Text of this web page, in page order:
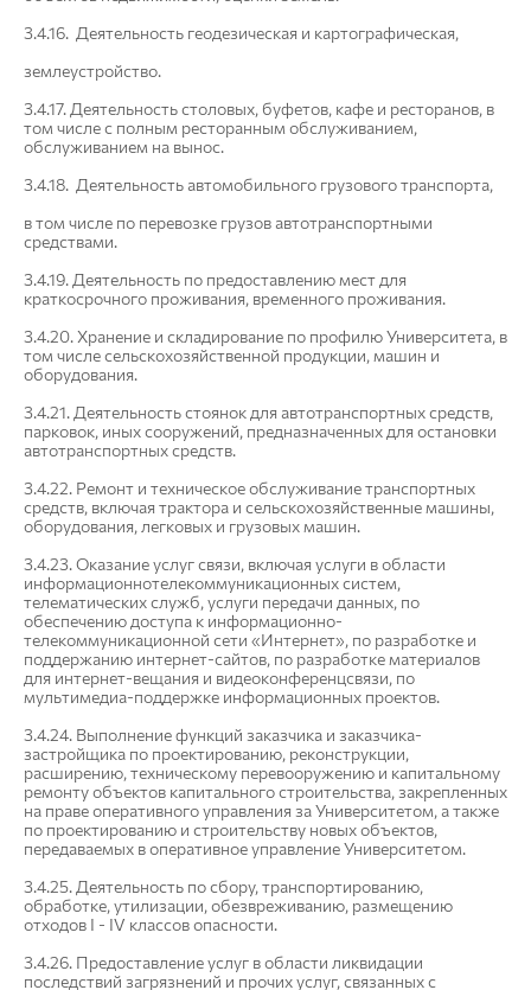
3.4.16. Деятельность геодезическая и картографическая,
землеустройство.
3.4.17. Деятельность столовых, буфетов, кафе и ресторанов, в
том числе с полным ресторанным обслуживанием,
обслуживанием на вынос.
3.4.18. Деятельность автомобильного грузового транспорта,
в том числе по перевозке грузов автотранспортными
средствами.
3.4.19. Деятельность по предоставлению мест для
краткосрочного проживания, временного проживания.
3.4.20. Хранение и складирование по профилю Университета, в
том числе сельскохозяйственной продукции, машин и
оборудования.
3.4.21. Деятельность стоянок для автотранспортных средств,
парковок, иных сооружений, предназначенных для остановки
автотранспортных средств.
3.4.22. Ремонт и техническое обслуживание транспортных
средств, включая трактора и сельскохозяйственные машины,
оборудования, легковых и грузовых машин.
3.4.23. Оказание услуг связи, включая услуги в области
информационно­телекоммуникационных систем,
телематических служб, услуги передачи данных, по
обеспечению доступа к информационно-
телекоммуникационной сети «Интернет», по разработке и
поддержанию интернет-сайтов, по разработке материалов
для интернет-вещания и видеоконференцсвязи, по
мультимедиа-поддержке информационных проектов.
3.4.24. Выполнение функций заказчика и заказчика-
застройщика по проектированию, реконструкции,
расширению, техническому перевооружению и капитальному
ремонту объектов капитального строительства, закрепленных
на праве оперативного управления за Университетом, а также
по проектированию и строительству новых объектов,
передаваемых в оперативное управление Университетом.
3.4.25. Деятельность по сбору, транспортированию,
обработке, утилизации, обезвреживанию, размещению
отходов I - IV классов опасности.
3.4.26. Предоставление услуг в области ликвидации
последствий загрязнений и прочих услуг, связанных с